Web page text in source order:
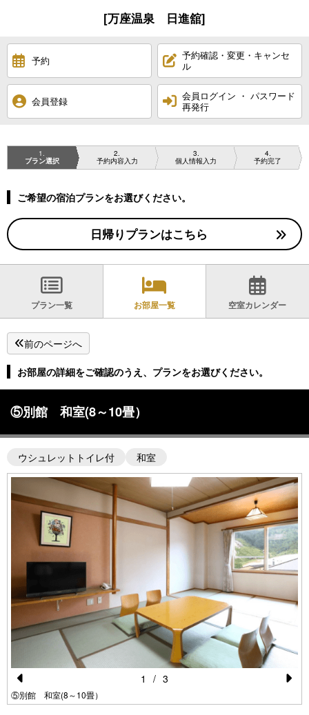
[万座温泉 日進舘]
予約
予約確認・変更・キャンセ
ル
会員登録
会員ログイン ・ パスワード
再発行
1
プラン選択
2
予約内容入力
3
個人情報入力
4
予約完了
ご希望の宿泊プランをお選びください。
日帰りプランはこちら
プラン一覧 お部屋一覧 空室カレンダー
前のページへ
お部屋の詳細をご確認のうえ、プランをお選びください。
⑤別館 和室(8～10畳）
ウシュレットトイレ付 和室
Pr
⑤別館 和室(8～10畳）
1 / 3